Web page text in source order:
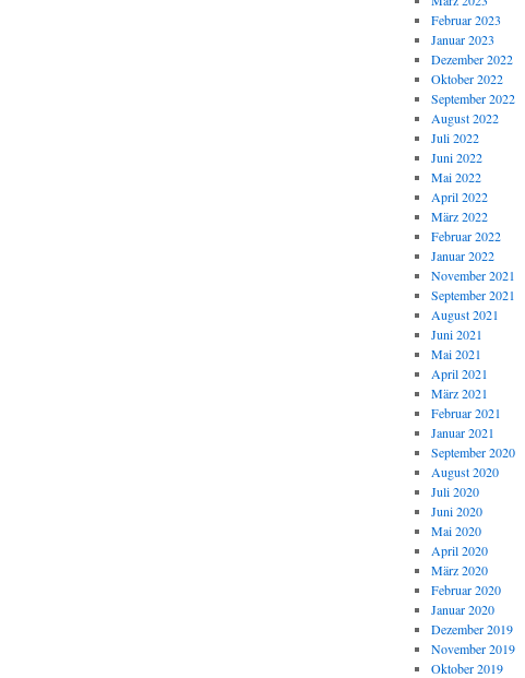
Februar 2023
Januar 2023
Dezember 2022
Oktober 2022
September 2022
August 2022
Juli 2022
Juni 2022
Mai 2022
April 2022
März 2022
Februar 2022
Januar 2022
November 2021
September 2021
August 2021
Juni 2021
Mai 2021
April 2021
März 2021
Februar 2021
Januar 2021
September 2020
August 2020
Juli 2020
Juni 2020
Mai 2020
April 2020
März 2020
Februar 2020
Januar 2020
Dezember 2019
November 2019
Oktober 2019